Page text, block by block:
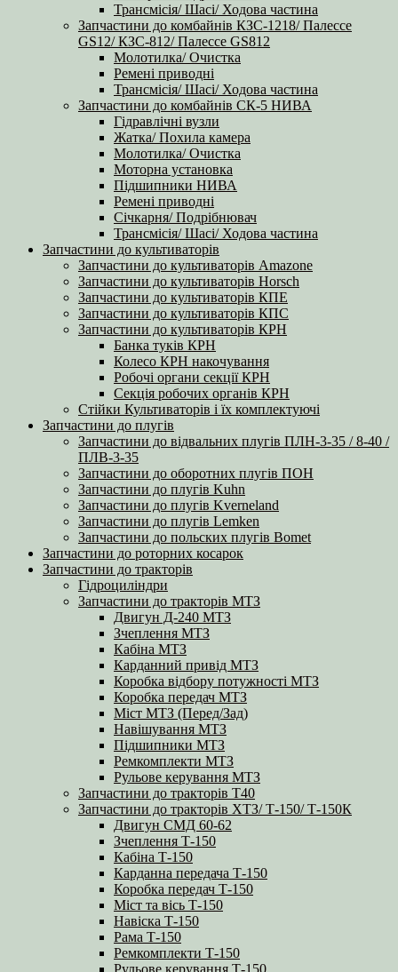
Трансмісія/ Шасі/ Ходова частина
Запчастини до комбайнів КЗС-1218/ Палессе
GS12/ КЗС-812/ Палессе GS812
Молотилка/ Очистка
Ремені приводні
Трансмісія/ Шасі/ Ходова частина
Запчастини до комбайнів СК-5 НИВА
Гідравлічні вузли
Жатка/ Похила камера
Молотилка/ Очистка
Моторна установка
Підшипники НИВА
Ремені приводні
Січкарня/ Подрібнювач
Трансмісія/ Шасі/ Ходова частина
Запчастини до культиваторів
Запчастини до культиваторів Amazone
Запчастини до культиваторів Horsch
Запчастини до культиваторів КПЕ
Запчастини до культиваторів КПС
Запчастини до культиваторів КРН
Банка туків КРН
Колесо КРН накочування
Робочі органи секції КРН
Секція робочих органів КРН
Стійки Культиваторів і їх комплектуючі
Запчастини до плугів
Запчастини до відвальних плугів ПЛН-3-35 / 8-40 /
ПЛВ-3-35
Запчастини до оборотних плугів ПОН
Запчастини до плугів Kuhn
Запчастини до плугів Kverneland
Запчастини до плугів Lemken
Запчастини до польских плугів Bomet
Запчастини до роторних косарок
Запчастини до тракторів
Гідроциліндри
Запчастини до тракторів МТЗ
Двигун Д-240 МТЗ
Зчеплення МТЗ
Кабіна МТЗ
Карданний привід МТЗ
Коробка відбору потужності МТЗ
Коробка передач МТЗ
Міст МТЗ (Перед/Зад)
Навішування МТЗ
Підшипники МТЗ
Ремкомплекти МТЗ
Рульове керування МТЗ
Запчастини до тракторів Т40
Запчастини до тракторів ХТЗ/ Т-150/ Т-150К
Двигун СМД 60-62
Зчеплення Т-150
Кабіна Т-150
Карданна передача Т-150
Коробка передач Т-150
Міст та вісь Т-150
Навіска Т-150
Рама Т-150
Ремкомплекти Т-150
Рульове керування Т-150